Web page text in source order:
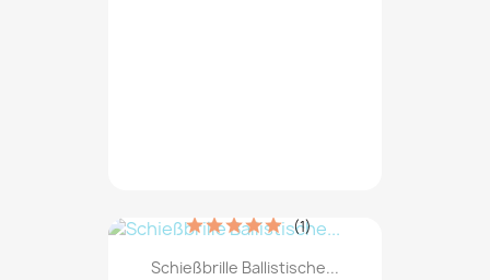
Schießbrille Ballistische...
(1)